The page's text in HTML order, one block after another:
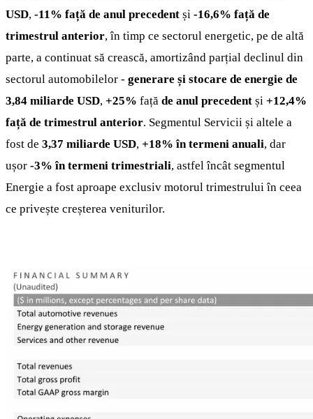
USD, -11% față de anul precedent și -16,6% față de
trimestrul anterior, în timp ce sectorul energetic, pe de altă
parte, a continuat să crească, amortizând parțial declinul din
sectorul automobilelor - generare și stocare de energie de
3,84 miliarde USD, +25% față de anul precedent și +12,4%
față de trimestrul anterior. Segmentul Servicii și altele a
fost de 3,37 miliarde USD, +18% în termeni anuali, dar
ușor -3% în termeni trimestriali, astfel încât segmentul
Energie a fost aproape exclusiv motorul trimestrului în ceea
ce privește creșterea veniturilor.